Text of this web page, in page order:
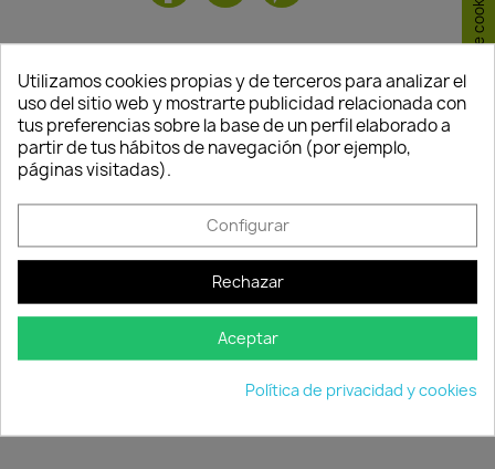
Quedan:
días horas min.
00
seg.
Melocoton Amarillo De
Disponible
-15% favorite_border
00
días
03 02 00
25,46 €
No disponible
-15%
FUERA DE STOCK
favorite_border
Utilizamos cookies propias y de terceros para analizar el
uso del sitio web y mostrarte publicidad relacionada con
tus preferencias sobre la base de un perfil elaborado a
partir de tus hábitos de navegación (por ejemplo,
páginas visitadas).
Configurar
Rechazar
Aceptar
Política de privacidad y cookies
Consentimiento de cookies